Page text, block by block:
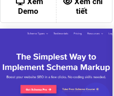
80,000 ₫.
Demo
tiết